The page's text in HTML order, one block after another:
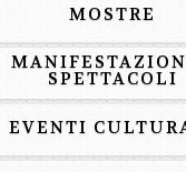
MOSTRE
SPETTACOLI
EVENTI